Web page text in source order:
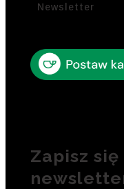
Newsletter
Zapisz